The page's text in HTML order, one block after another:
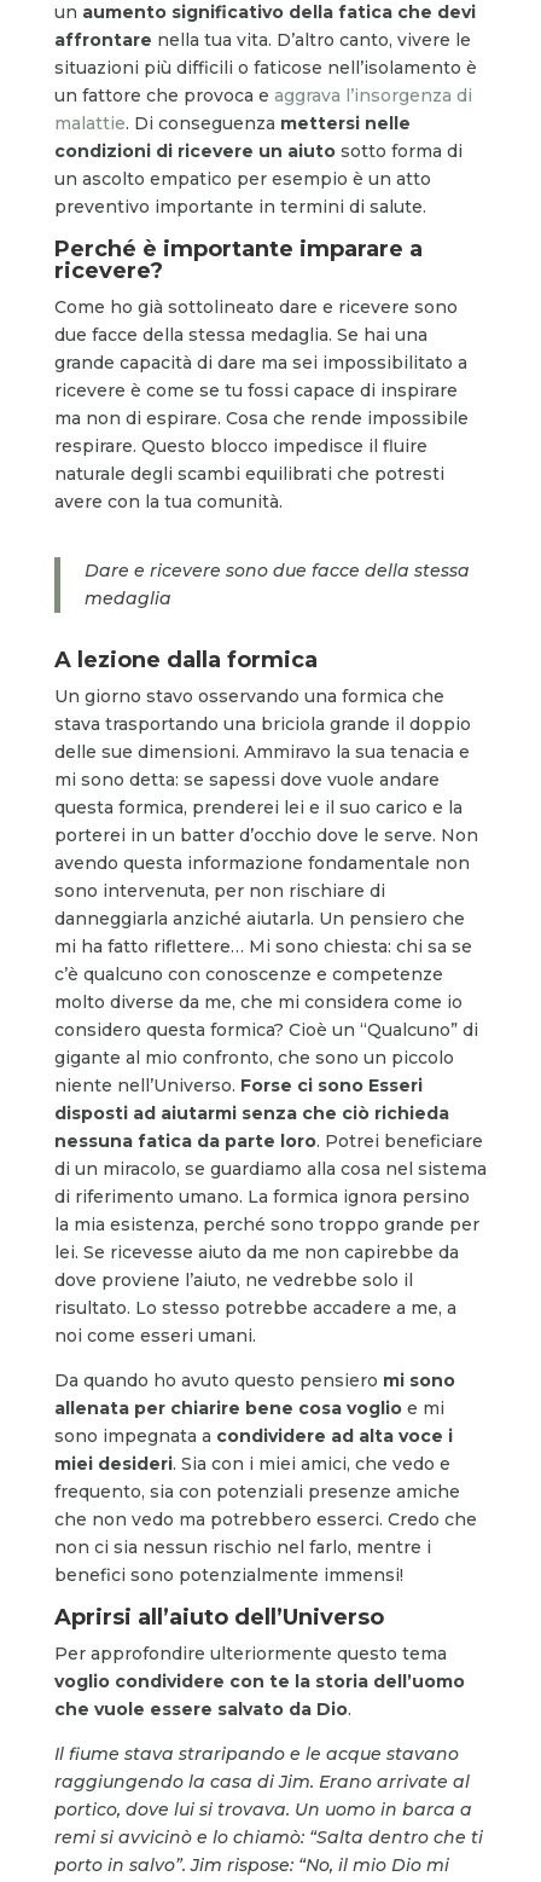
un aumento significativo della fatica che devi
affrontare nella tua vita. D’altro canto, vivere le
situazioni più difficili o faticose nell’isolamento è
un fattore che provoca e aggrava l’insorgenza di
malattie. Di conseguenza mettersi nelle
condizioni di ricevere un aiutosotto forma di
un ascolto empatico per esempio è un atto
preventivo importante in termini di salute.
Perché è importante imparare a
ricevere?
Come ho già sottolineato dare e ricevere sono
due facce della stessa medaglia. Se hai una
grande capacità di dare ma sei impossibilitato a
ricevere è come se tu fossi capace di inspirare
ma non di espirare. Cosa che rende impossibile
respirare. Questo blocco impedisce il fluire
naturale degli scambi equilibrati che potresti
avere con la tua comunità.
Dare e ricevere sono due facce della stessa
medaglia
A lezione dalla formica
Un giorno stavo osservando una formica che
stava trasportando una briciola grande il doppio
delle sue dimensioni. Ammiravo la sua tenacia e
mi sono detta: se sapessi dove vuole andare
questa formica, prenderei lei e il suo carico e la
porterei in un batter d’occhio dove le serve. Non
avendo questa informazione fondamentale non
sono intervenuta, per non rischiare di
danneggiarla anziché aiutarla. Un pensiero che
mi ha fatto riflettere… Mi sono chiesta: chi sa se
c’è qualcuno con conoscenze e competenze
molto diverse da me, che mi considera come io
considero questa formica? Cioè un “Qualcuno” di
gigante al mio confronto, che sono un piccolo
niente nell’Universo. Forse ci sono Esseri
disposti ad aiutarmi senza che ciò richieda
nessuna fatica da parte loro. Potrei beneficiare
di un miracolo, se guardiamo alla cosa nel sistema
di riferimento umano. La formica ignora persino
la mia esistenza, perché sono troppo grande per
lei. Se ricevesse aiuto da me non capirebbe da
dove proviene l’aiuto, ne vedrebbe solo il
risultato. Lo stesso potrebbe accadere a me, a
noi come esseri umani.
Da quando ho avuto questo pensiero mi sono
allenata per chiarire bene cosa voglioe mi
sono impegnata a condividere ad alta voce i
miei desideri. Sia con i miei amici, che vedo e
frequento, sia con potenziali presenze amiche
che non vedo ma potrebbero esserci. Credo che
non ci sia nessun rischio nel farlo, mentre i
benefici sono potenzialmente immensi!
Aprirsi all’aiuto dell’Universo
Per approfondire ulteriormente questo tema
voglio condividere con te la storia dell’uomo
che vuole essere salvato da Dio.
Il fiume stava straripando e le acque stavano
raggiungendo la casa di Jim. Erano arrivate al
portico, dove lui si trovava. Un uomo in barca a
remi si avvicinò e lo chiamò: “Salta dentro che ti
porto in salvo”. Jim rispose: “No, il mio Dio mi